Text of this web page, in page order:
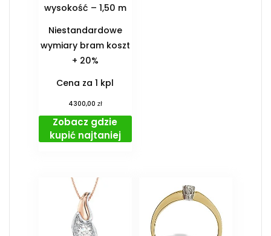
wysokość – 1,50 m
Niestandardowe
wymiary bram koszt
+ 20%
Cena za 1 kpl
4300,00 zł
Zobacz gdzie
kupić najtaniej